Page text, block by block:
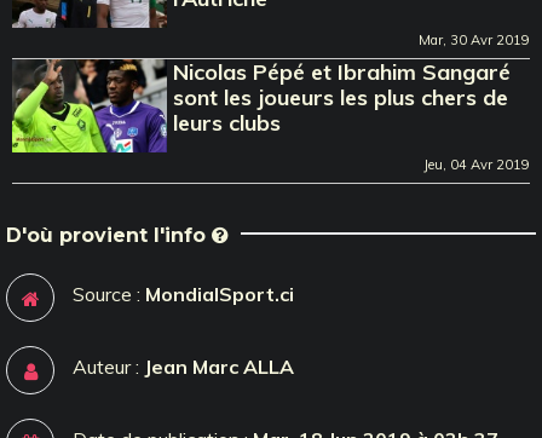
Mar, 30 Avr 2019
Nicolas Pépé et Ibrahim Sangaré
sont les joueurs les plus chers de
leurs clubs
Jeu, 04 Avr 2019
D'où provient l'info
Source : MondialSport.ci
Auteur : Jean Marc ALLA